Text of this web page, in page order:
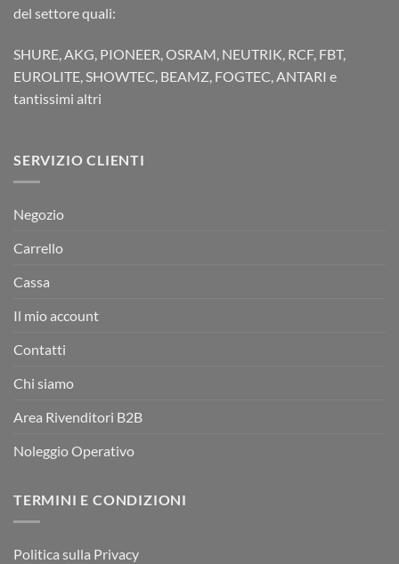
del settore quali:
SHURE, AKG, PIONEER, OSRAM, NEUTRIK, RCF, FBT,
EUROLITE, SHOWTEC, BEAMZ, FOGTEC, ANTARI e
tantissimi altri
SERVIZIO CLIENTI
Negozio
Carrello
Cassa
Il mio account
Contatti
Chi siamo
Area Rivenditori B2B
Noleggio Operativo
TERMINI E CONDIZIONI
Politica sulla Privacy